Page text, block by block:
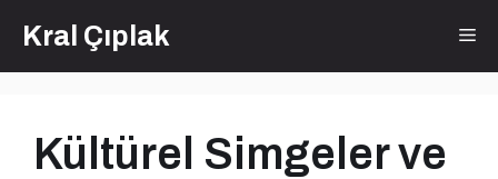
atlaKral Çıplak
Kültürel Simgeler ve